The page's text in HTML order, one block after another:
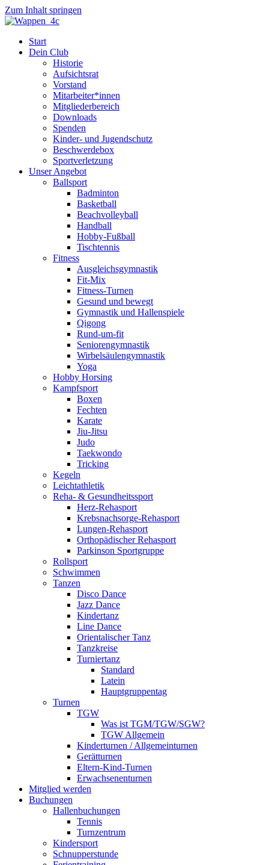
Zum Inhalt springen
Start
Dein Club
Historie
Aufsichtsrat
Vorstand
Mitarbeiter*innen
Mitgliederbereich
Downloads
Spenden
Kinder- und Jugendschutz
Beschwerdebox
Sportverletzung
Unser Angebot
Ballsport
Badminton
Basketball
Beachvolleyball
Handball
Hobby-Fußball
Tischtennis
Fitness
Ausgleichsgymnastik
Fit-Mix
Fitness-Turnen
Gesund und bewegt
Gymnastik und Hallenspiele
Qigong
Rund-um-fit
Seniorengymnastik
Wirbelsäulengymnastik
Yoga
Hobby Horsing
Kampfsport
Boxen
Fechten
Karate
Jiu-Jitsu
Judo
Taekwondo
Tricking
Kegeln
Leichtathletik
Reha- & Gesundheitssport
Herz-Rehasport
Krebsnachsorge-Rehasport
Lungen-Rehasport
Orthopädischer Rehasport
Parkinson Sportgruppe
Rollsport
Schwimmen
Tanzen
Disco Dance
Jazz Dance
Kindertanz
Line Dance
Orientalischer Tanz
Tanzkreise
Turniertanz
Standard
Latein
Hauptgruppentag
Turnen
TGW
Was ist TGM/TGW/SGW?
TGW Allgemein
Kinderturnen / Allgemeinturnen
Gerätturnen
Eltern-Kind-Turnen
Erwachsenenturnen
Mitglied werden
Buchungen
Hallenbuchungen
Tennis
Turnzentrum
Kindersport
Schnupperstunde